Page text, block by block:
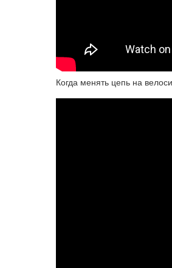
Когда менять цепь на